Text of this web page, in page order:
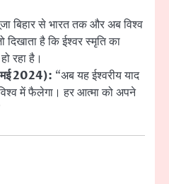
बिहार से भारत तक और अब विश्व
है कि ईश्वर स्मृति का
रहा है।
मई 2024): “अब यह ईश्वरीय याद
में फैलेगा। हर आत्मा को अपने